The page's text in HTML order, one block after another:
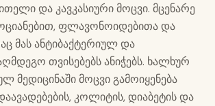
და კავკასიური მოცვი. მცენარე
ფლავონოიდებითა და
მას ანტიბაქტერიულ და
თვისებებს ანიჭებს. ხალხურ
მედიცინაში მოცვი გამოიყენება
კოლიტის, დიაბეტის და